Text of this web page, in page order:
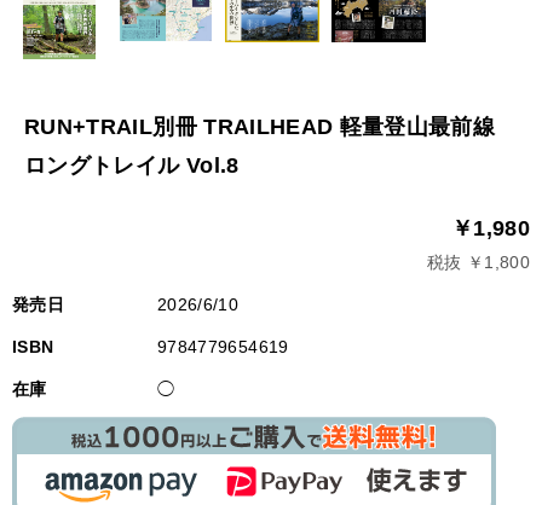
RUN+TRAIL別冊 TRAILHEAD 軽量登山最前線
ロングトレイル Vol.8
￥1,980
税抜 ￥1,800
発売日 2026/6/10
ISBN 9784779654619
在庫 ◯